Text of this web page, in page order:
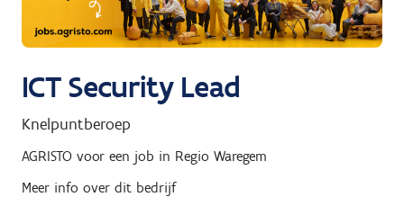
a
r
ICT Security Lead
Knelpuntberoep
AGRISTO voor een job in Regio Waregem
Meer info over dit bedrijf